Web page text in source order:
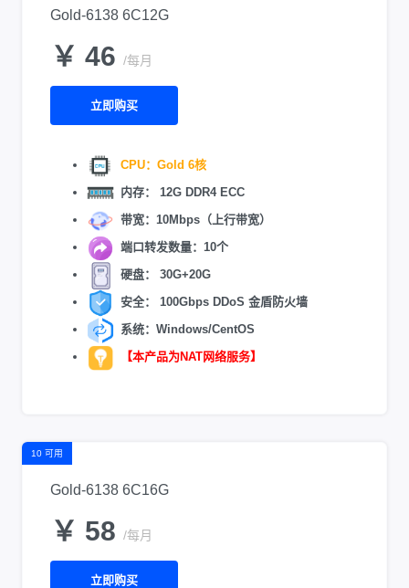
Gold-6138 6C12G
￥ 46 /每月
立即购买
CPU：Gold 6核
内存： 12G DDR4 ECC
带宽：10Mbps（上行带宽）
端口转发数量：10个
硬盘： 30G+20G
安全： 100Gbps DDoS 金盾防火墙
系统：Windows/CentOS
【本产品为NAT网络服务】
10 可用
Gold-6138 6C16G
￥ 58 /每月
立即购买